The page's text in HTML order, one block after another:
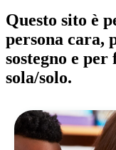
Questo sito è
persona cara,
sostegno e
sola/solo.